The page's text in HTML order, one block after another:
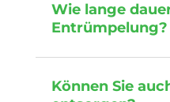
Wie lange
Entrümpelung?
Können Sie